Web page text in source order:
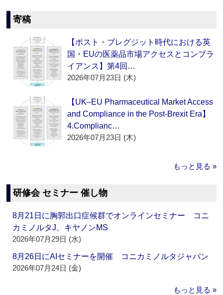
寄稿
【ポスト・ブレグジット時代における英
国・EUの医薬品市場アクセスとコンプラ
イアンス】第4回…
2026年07月23日 (木)
【UK–EU Pharmaceutical Market Access
and Compliance in the Post-Brexit Era】
4.Complianc…
2026年07月23日 (木)
もっと見る »
研修会 セミナー 催し物
8月21日に胸郭出口症候群でオンラインセミナー コニ
カミノルタJ、キヤノンMS
2026年07月29日 (水)
8月26日にAIセミナーを開催 コニカミノルタジャパン
2026年07月24日 (金)
もっと見る »